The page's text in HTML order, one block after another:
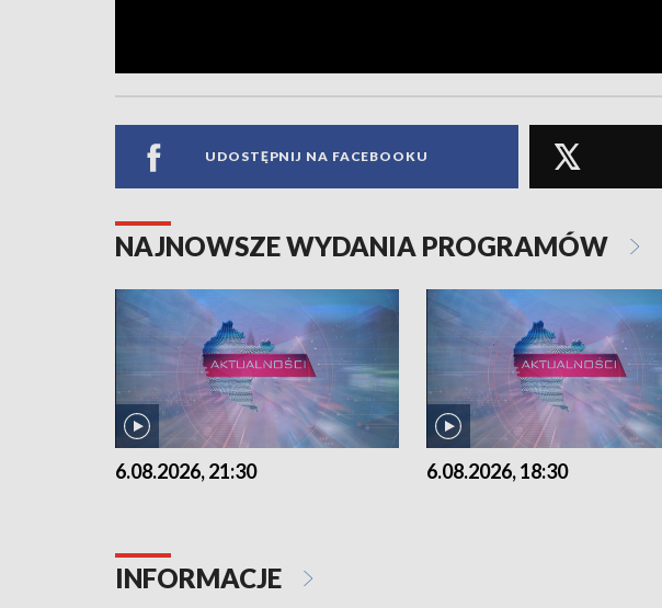
UDOSTĘPNIJ NA FACEBOOKU
NAJNOWSZE WYDANIA PROGRAMÓW
6.08.2026, 21:30 6.08.2026, 18:30
INFORMACJE